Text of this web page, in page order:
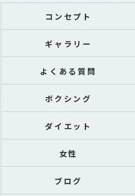
コンセプト
ギャラリー
よくある質問
ボクシング
ダイエット
女性
ブログ